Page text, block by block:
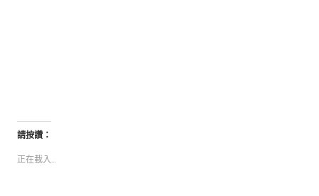
請按讚：
正在載入...